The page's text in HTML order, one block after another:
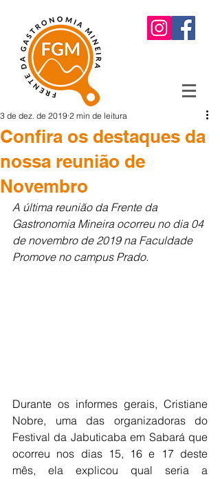
Confira os destaques da
nossa reunião de
Novembro
3 de dez. de 2019 2 min de leitura
A última reunião da Frente da
Gastronomia Mineira ocorreu no dia 04
de novembro de 2019 na Faculdade
Promove no campus Prado.
Durante os informes gerais, Cristiane
Nobre, uma das organizadoras do
Festival da Jabuticaba em Sabará que
ocorreu nos dias 15, 16 e 17 deste
mês, ela explicou qual seria a